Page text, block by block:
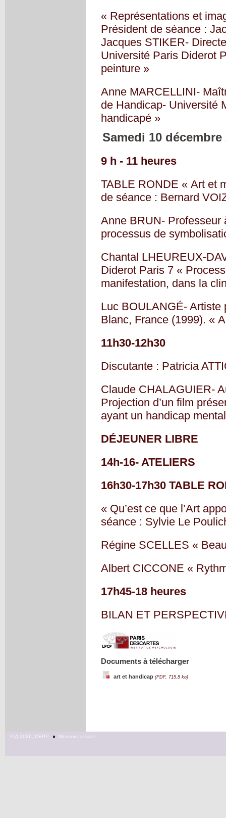
« Représentations et
Président de séance :
Jacques STIKER-
Université Paris Diderot
peinture »
Anne MARCELLINI-
de Handicap- Université
handicapé »
Samedi 10 décembre
9 h - 11 heures
TABLE RONDE « Art et
de séance : Bernard
Anne BRUN- Professeur
processus de
Chantal LHEUREUX-
Diderot Paris 7 «
manifestation, dans la
Luc BOULANGÉ- Artiste
Blanc, France (1999). «
11h30-12h30
Discutante : Patricia
Claude CHALAGUIER-
Projection d’un film
ayant un handicap
DÉJEUNER LIBRE
14h-16- ATELIERS
16h30-17h30 TABLE
« Qu’est ce que l’Art
séance : Sylvie Le
Régine SCELLES «
Albert CICCONE «
17h45-18 heures
BILAN ET
Documents à télécharger
art et handicap (PDF, 715.8 ko)
© 2026, CEPP Mentions légales